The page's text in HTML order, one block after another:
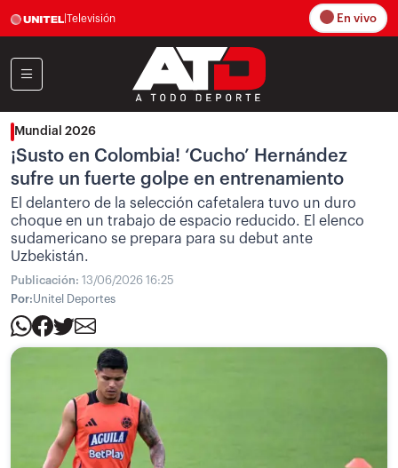
Televisión En vivo
Mundial 2026
¡Susto en Colombia! ‘Cucho’ Hernández
sufre un fuerte golpe en entrenamiento
El delantero de la selección cafetalera tuvo un duro
choque en un trabajo de espacio reducido. El elenco
sudamericano se prepara para su debut ante
Uzbekistán.
Publicación: 13/06/2026 16:25
Por:Unitel Deportes